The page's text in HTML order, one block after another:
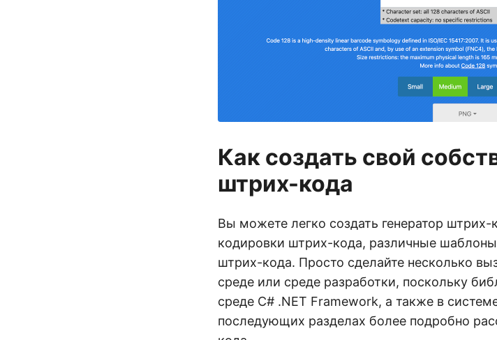
Как создать свой
штрих-кода
Вы можете легко создать генератор
кодировки штрих-кода, различные
штрих-кода. Просто сделайте несколько
среде или среде разработки, поскольку
среде C# .NET Framework, а также в
последующих разделах более подробно